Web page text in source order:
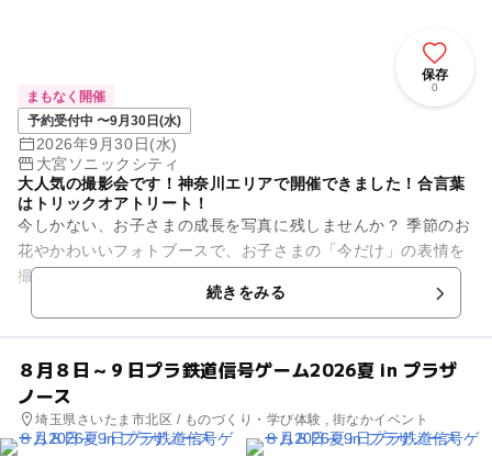
保存
0
まもなく開催
予約受付中 〜9月30日(水)
2026年9月30日(水)
大宮ソニックシティ
大人気の撮影会です！神奈川エリアで開催できました！合言葉
はトリックオアトリート！
今しかない、お子さまの成長を写真に残しませんか？ 季節のお
花やかわいいフォトブースで、お子さまの「今だけ」の表情を
撮影します。 ９月下旬からいよいよ始まります！ 秋のフォト
続きをみる
８月８日～９日プラ鉄道信号ゲーム2026夏 in プラザ
ノース
埼玉県さいたま市北区 / ものづくり・学び体験 , 街なかイベント